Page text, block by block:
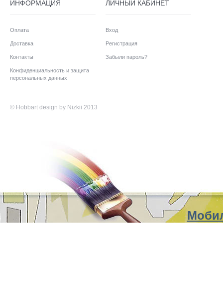
ИНФОРМАЦИЯ
Оплата
Доставка
Контакты
Конфиденциальность и защита
персональных данных
ЛИЧНЫЙ КАБИНЕТ
Вход
Регистрация
Забыли пароль?
© Hobbart design by Nizkii 2013